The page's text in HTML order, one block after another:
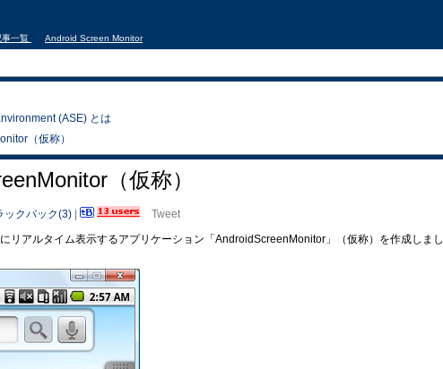
一覧 Android Screen Monitor
(ASE) とは
（仮称）
（仮称）
ックバック(3)
Tweet
リアルタイム表示するアプリケーション「AndroidScreenMonitor」（仮称）を作成しまし